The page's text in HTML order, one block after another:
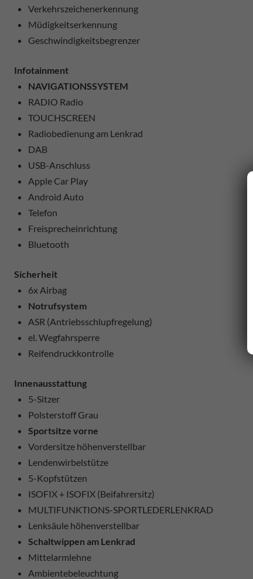
Verkehrszeichenerkennung
Müdigkeitserkennung
Geschwindigkeitsbegrenzer
Infotainment
NAVIGATIONSSYSTEM
RADIO Radio
TOUCHSCREEN
Radiobedienung am Lenkrad
DAB
USB-Anschluss
Apple Car Play
Android Auto
Telefon
Freisprecheinrichtung
Bluetooth
Sicherheit
6x Airbag
Notrufsystem
ASR (Antriebsschlupfregelung)
el. Wegfahrsperre
Reifendruckkontrolle
Innenausstattung
5-Sitzer
Polsterstoff Grau
Sportsitze vorne
Vordersitze höhenverstellbar
Lendenwirbelstütze
5-Kopfstützen
ISOFIX + ISOFIX (Beifahrersitz)
MULTIFUNKTIONS-SPORTLEDERLENKRAD
Lenksäule höhenverstellbar
Schaltwippen am Lenkrad
Mittelarmlehne
Ambientebeleuchtung